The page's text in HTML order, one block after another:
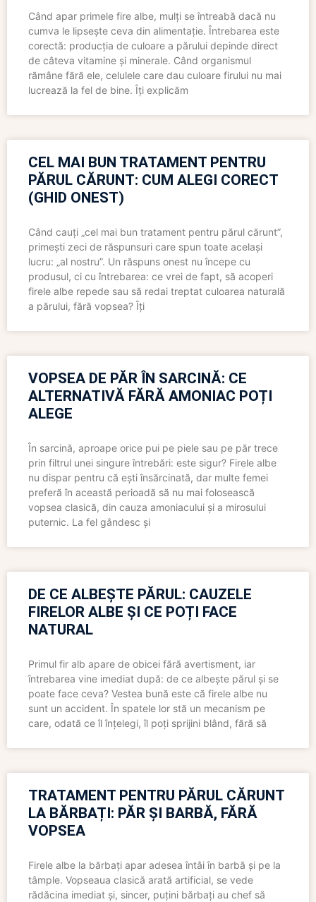
Când apar primele fire albe, mulți se întreabă dacă nu
cumva le lipsește ceva din alimentație. Întrebarea este
corectă: producția de culoare a părului depinde direct
de câteva vitamine și minerale. Când organismul
rămâne fără ele, celulele care dau culoare firului nu mai
lucrează la fel de bine. Îți explicăm
CEL MAI BUN TRATAMENT PENTRU
PĂRUL CĂRUNT: CUM ALEGI CORECT
(GHID ONEST)
Când cauți „cel mai bun tratament pentru părul cărunt”,
primești zeci de răspunsuri care spun toate același
lucru: „al nostru”. Un răspuns onest nu începe cu
produsul, ci cu întrebarea: ce vrei de fapt, să acoperi
firele albe repede sau să redai treptat culoarea naturală
a părului, fără vopsea? Îți
VOPSEA DE PĂR ÎN SARCINĂ: CE
ALTERNATIVĂ FĂRĂ AMONIAC POȚI
ALEGE
În sarcină, aproape orice pui pe piele sau pe păr trece
prin filtrul unei singure întrebări: este sigur? Firele albe
nu dispar pentru că ești însărcinată, dar multe femei
preferă în această perioadă să nu mai folosească
vopsea clasică, din cauza amoniacului și a mirosului
puternic. La fel gândesc și
DE CE ALBEȘTE PĂRUL: CAUZELE
FIRELOR ALBE ȘI CE POȚI FACE
NATURAL
Primul fir alb apare de obicei fără avertisment, iar
întrebarea vine imediat după: de ce albește părul și se
poate face ceva? Vestea bună este că firele albe nu
sunt un accident. În spatele lor stă un mecanism pe
care, odată ce îl înțelegi, îl poți sprijini blând, fără să
TRATAMENT PENTRU PĂRUL CĂRUNT
LA BĂRBAȚI: PĂR ȘI BARBĂ, FĂRĂ
VOPSEA
Firele albe la bărbați apar adesea întâi în barbă și pe la
tâmple. Vopseaua clasică arată artificial, se vede
rădăcina imediat și, sincer, puțini bărbați au chef să